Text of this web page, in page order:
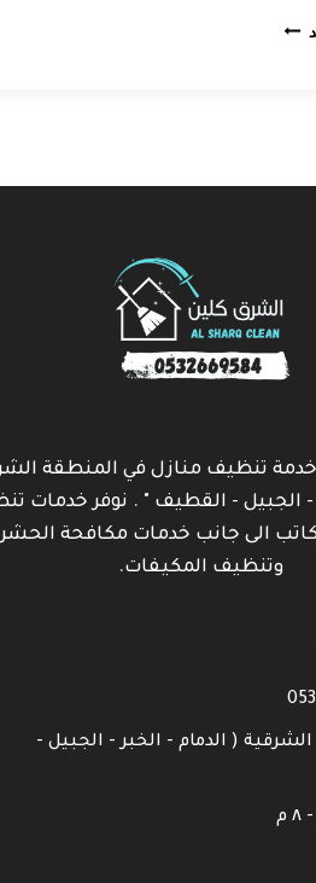
شركة
تنظيف منازل في المنطقة
- الجبيل - القطيف " . نوفر خدمات
الى جانب خدمات مكافحة
وتنظيف المكيفات.
( الدمام - الخبر - الجبيل -